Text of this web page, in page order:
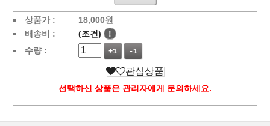
상품가 : 18,000원
배송비 :
(조건)
!
수량 :
+1 -1
관심상품
선택하신 상품은 관리자에게 문의하세요.